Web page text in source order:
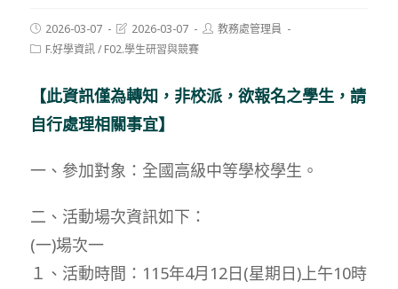
Post
published:
2026-03-07
Post
last
modified:
2026-03-07
Post教務處管理員
PostF.好學資訊/ F02.學生研習與競賽
【此資訊僅為轉知，非校派，欲報名之學生，請
自行處理相關事宜】
一、參加對象：全國高級中等學校學生。
二、活動場次資訊如下：
(一)場次一
１、活動時間：115年4月12日(星期日)上午10時